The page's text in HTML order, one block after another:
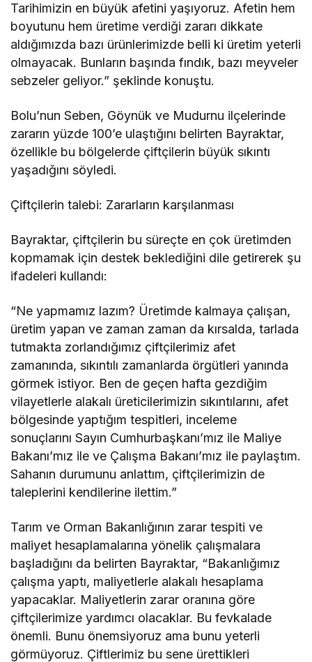
Tarihimizin en büyük afetini yaşıyoruz. Afetin hem
boyutunu hem üretime verdiği zararı dikkate
aldığımızda bazı ürünlerimizde belli ki üretim yeterli
olmayacak. Bunların başında fındık, bazı meyveler
sebzeler geliyor.” şeklinde konuştu.
Bolu’nun Seben, Göynük ve Mudurnu ilçelerinde
zararın yüzde 100’e ulaştığını belirten Bayraktar,
özellikle bu bölgelerde çiftçilerin büyük sıkıntı
yaşadığını söyledi.
Çiftçilerin talebi: Zararların karşılanması
Bayraktar, çiftçilerin bu süreçte en çok üretimden
kopmamak için destek beklediğini dile getirerek şu
ifadeleri kullandı:
“Ne yapmamız lazım? Üretimde kalmaya çalışan,
üretim yapan ve zaman zaman da kırsalda, tarlada
tutmakta zorlandığımız çiftçilerimiz afet
zamanında, sıkıntılı zamanlarda örgütleri yanında
görmek istiyor. Ben de geçen hafta gezdiğim
vilayetlerle alakalı üreticilerimizin sıkıntılarını, afet
bölgesinde yaptığım tespitleri, inceleme
sonuçlarını Sayın Cumhurbaşkanı’mız ile Maliye
Bakanı’mız ile ve Çalışma Bakanı’mız ile paylaştım.
Sahanın durumunu anlattım, çiftçilerimizin de
taleplerini kendilerine ilettim.”
Tarım ve Orman Bakanlığının zarar tespiti ve
maliyet hesaplamalarına yönelik çalışmalara
başladığını da belirten Bayraktar, “Bakanlığımız
çalışma yaptı, maliyetlerle alakalı hesaplama
yapacaklar. Maliyetlerin zarar oranına göre
çiftçilerimize yardımcı olacaklar. Bu fevkalade
önemli. Bunu önemsiyoruz ama bunu yeterli
görmüyoruz. Çiftlerimiz bu sene ürettikleri